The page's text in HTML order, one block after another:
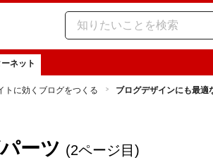
ネット
トに効くブログをつくる ブログデザインにも最適
ーツ (2ページ目)